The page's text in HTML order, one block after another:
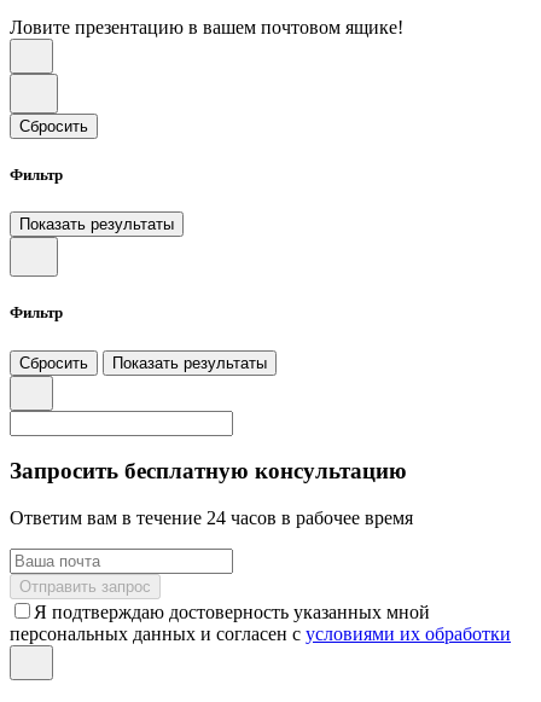
Ловите презентацию в вашем почтовом ящике!
Сбросить
Фильтр
Показать результаты
Фильтр
Сбросить Показать результаты
Запросить бесплатную консультацию
Ответим вам в течение 24 часов в рабочее время
Отправить запрос
Я подтверждаю достоверность указанных мной
персональных данных и согласен с условиями их обработки